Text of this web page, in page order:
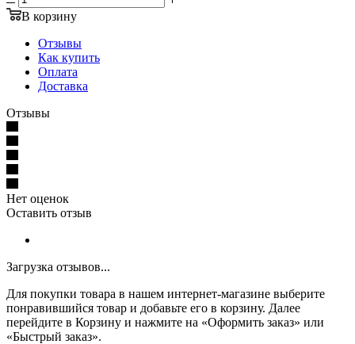
В корзину
Отзывы
Как купить
Оплата
Доставка
Отзывы
Нет оценок
Оставить отзыв
Загрузка отзывов...
Для покупки товара в нашем интернет-магазине выберите
понравившийся товар и добавьте его в корзину. Далее
перейдите в Корзину и нажмите на «Оформить заказ» или
«Быстрый заказ».